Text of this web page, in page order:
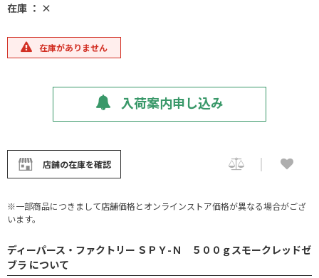
在庫 ： ×
在庫がありません
入荷案内申し込み
店舗の在庫を確認
※一部商品につきまして店舗価格とオンラインストア価格が異なる場合がござ
います。
ディーパース・ファクトリー ＳＰＹ-Ｎ ５００ｇスモークレッドゼ
ブラ について